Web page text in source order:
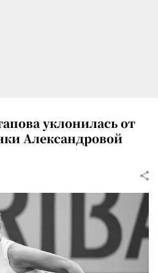
уклонилась от
Александровой